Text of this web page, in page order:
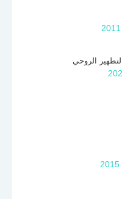
الروحي